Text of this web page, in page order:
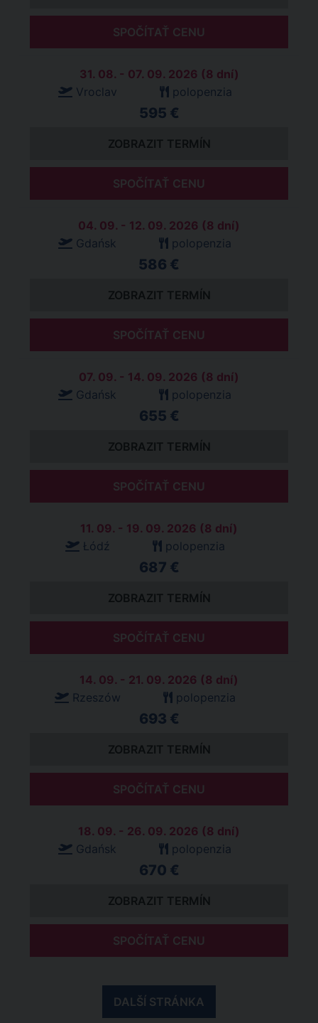
SPOČÍTAŤ CENU
31. 08. - 07. 09. 2026 (8 dní)
Vroclav
polopenzia
595 €
ZOBRAZIT TERMÍN
SPOČÍTAŤ CENU
04. 09. - 12. 09. 2026 (8 dní)
Gdańsk
polopenzia
586 €
ZOBRAZIT TERMÍN
SPOČÍTAŤ CENU
07. 09. - 14. 09. 2026 (8 dní)
Gdańsk
polopenzia
655 €
ZOBRAZIT TERMÍN
SPOČÍTAŤ CENU
11. 09. - 19. 09. 2026 (8 dní)
Łódź
polopenzia
687 €
ZOBRAZIT TERMÍN
SPOČÍTAŤ CENU
14. 09. - 21. 09. 2026 (8 dní)
Rzeszów
polopenzia
693 €
ZOBRAZIT TERMÍN
SPOČÍTAŤ CENU
18. 09. - 26. 09. 2026 (8 dní)
Gdańsk
polopenzia
670 €
ZOBRAZIT TERMÍN
SPOČÍTAŤ CENU
DALŠÍ STRÁNKA